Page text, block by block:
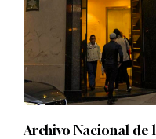
Archivo Nacional de